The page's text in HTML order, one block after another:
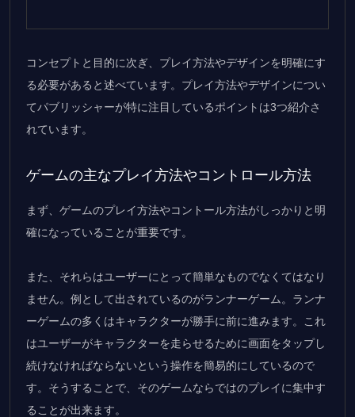
コンセプトと目的に次ぎ、プレイ方法やデザインを明確にす
る必要があると述べています。プレイ方法やデザインについ
てパブリッシャーが特に注目しているポイントは3つ紹介さ
れています。
ゲームの主なプレイ方法やコントロール方法
まず、ゲームのプレイ方法やコントール方法がしっかりと明
確になっていることが重要です。
また、それらはユーザーにとって簡単なものでなくてはなり
ません。例として出されているのがランナーゲーム。ランナ
ーゲームの多くはキャラクターが勝手に前に進みます。これ
はユーザーがキャラクターを走らせるために画面をタップし
続けなければならないという操作を簡易的にしているので
す。そうすることで、そのゲームならではのプレイに集中す
ることが出来ます。